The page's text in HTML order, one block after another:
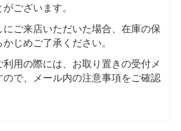
ございます。
ご来店いただいた場合、在庫の保
じめご了承ください。
用の際には、お取り置きの受付メ
で、メール内の注意事項をご確認